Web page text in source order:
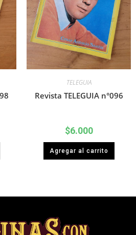
TELEGUIA
Revista TELEGUIA n°096
$6.000
Agregar al carrito